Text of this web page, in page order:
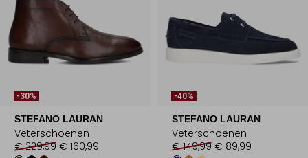
-30%
STEFANO LAURAN
Veterschoenen
€ 229,99 € 160,99
-40%
STEFANO LAURAN
Veterschoenen
€ 149,99 € 89,99